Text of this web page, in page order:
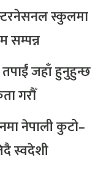
स्कुलमा
सम्पन्न
जहाँ हुनुहुन्छ
गरौँ
नेपाली कुटो–
स्वदेशी